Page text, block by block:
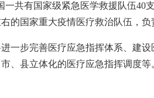
一共有国家级紧急医学救援队伍40
的国家重大疫情医疗救治队伍，
一步完善医疗应急指挥体系、建
、县立体化的医疗应急指挥调度等